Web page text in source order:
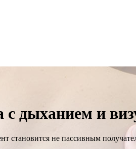
дыханием и
становится не пассивным